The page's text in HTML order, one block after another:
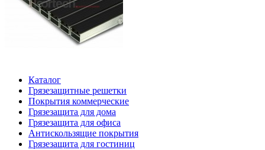
Каталог
Грязезащитные решетки
Покрытия коммерческие
Грязезащита для дома
Грязезащита для офиса
Антискользящие покрытия
Грязезащита для гостиниц